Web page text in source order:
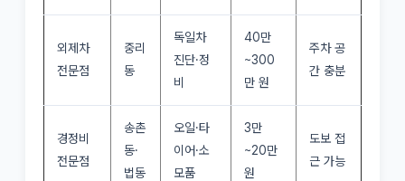
외제차
전문점
중리
동
독일차
진단·정
비
40만
~300
만 원
주차 공
간 충분
경정비
전문점
송촌
동·
법동
오일·타
이어·소
모품
3만
~20만
원
도보 접
근 가능